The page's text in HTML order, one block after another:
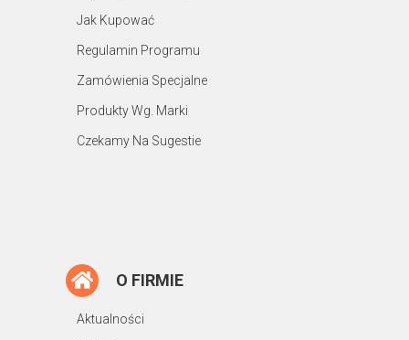
Jak Kupować
Regulamin Programu
Zamówienia Specjalne
Produkty Wg. Marki
Czekamy Na Sugestie
O FIRMIE
Aktualności